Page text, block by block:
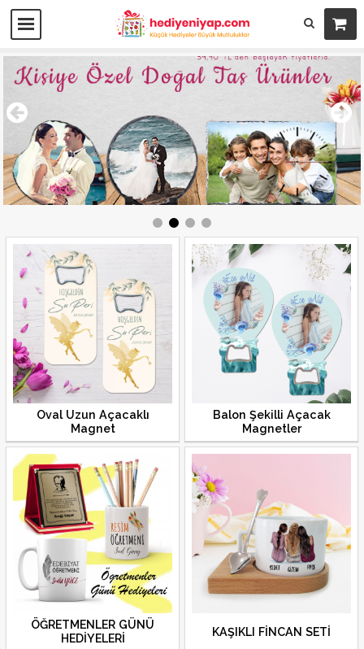
Oval Uzun Açacaklı
Magnet
Balon Şekilli Açacak
Magnetler
ÖĞRETMENLER GÜNÜ
HEDİYELERİ
KAŞIKLI FİNCAN SETİ